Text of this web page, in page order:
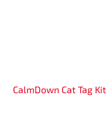
CalmDown Cat Tag